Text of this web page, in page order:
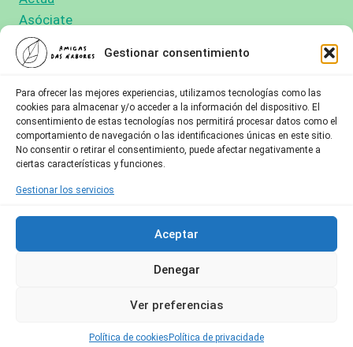
Gestionar consentimiento
Para ofrecer las mejores experiencias, utilizamos tecnologías como las
cookies para almacenar y/o acceder a la información del dispositivo. El
consentimiento de estas tecnologías nos permitirá procesar datos como el
comportamiento de navegación o las identificaciones únicas en este sitio.
No consentir o retirar el consentimiento, puede afectar negativamente a
ciertas características y funciones.
Gestionar los servicios
Aceptar
Denegar
Ver preferencias
Política de cookies Política de privacidade
Asóciate
Colabora
cookies
Vigo